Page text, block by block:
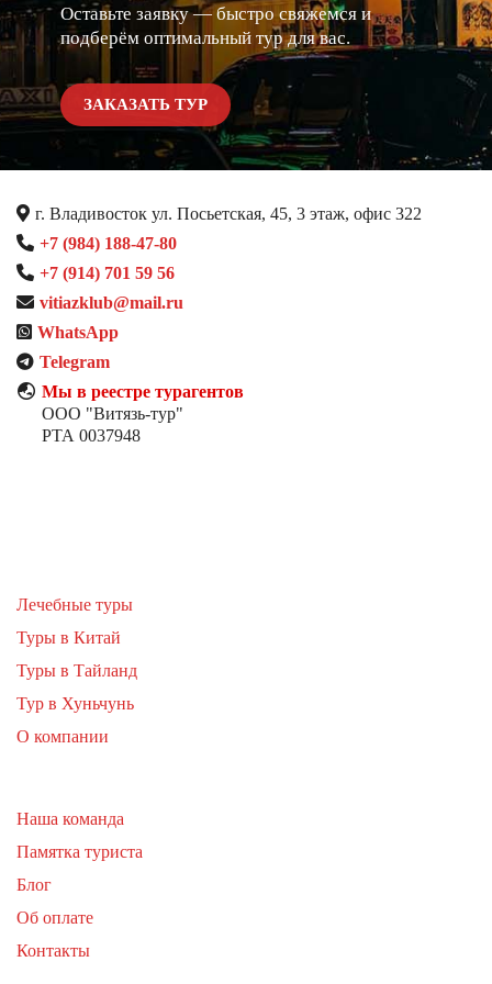
Оставьте заявку — быстро свяжемся и
подберём оптимальный тур для вас.
ЗАКАЗАТЬ ТУР
г. Владивосток ул. Посьетская, 45, 3 этаж, офис 322
+7 (984) 188-47-80
+7 (914) 701 59 56
vitiazklub@mail.ru
WhatsApp
Telegram
Мы в реестре турагентов
ООО "Витязь-тур"
РТА 0037948
Лечебные туры
Туры в Китай
Туры в Тайланд
Тур в Хуньчунь
О компании
Наша команда
Памятка туриста
Блог
Об оплате
Контакты